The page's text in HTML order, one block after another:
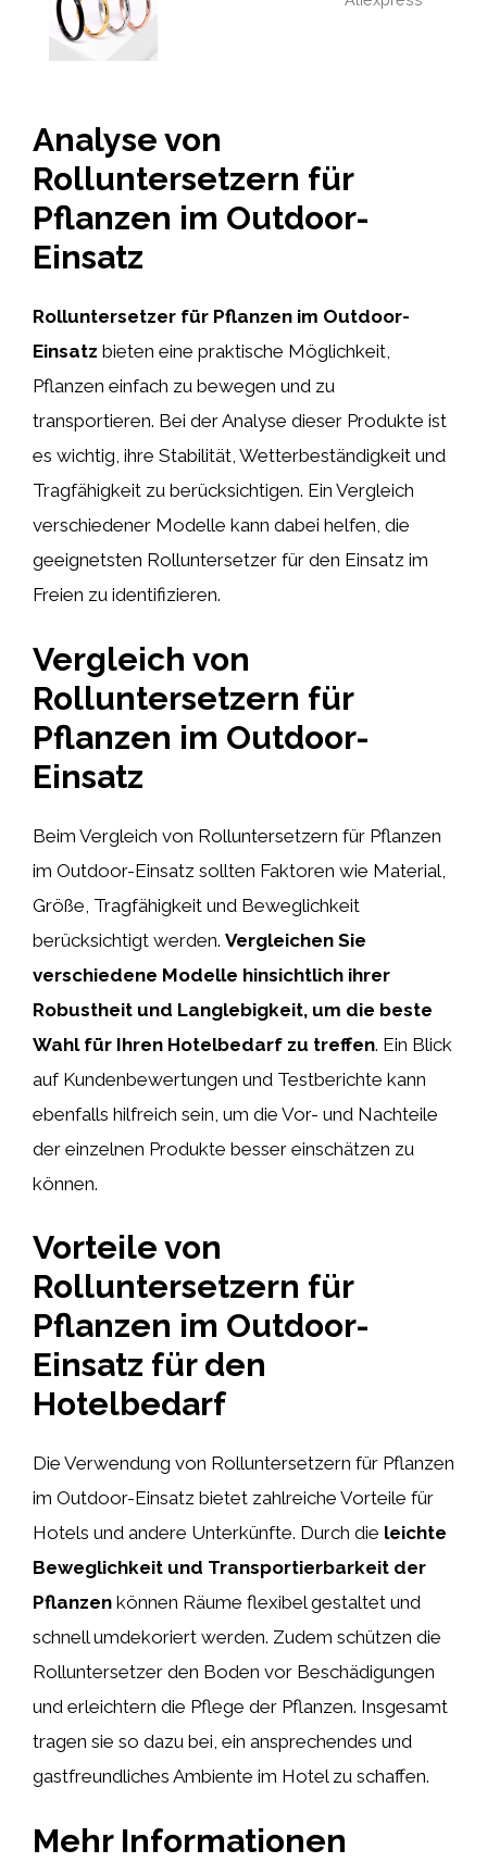
Analyse von
Rolluntersetzern für
Pflanzen im Outdoor-
Einsatz
Rolluntersetzer für Pflanzen im Outdoor-
Einsatz bieten eine praktische Möglichkeit,
Pflanzen einfach zu bewegen und zu
transportieren. Bei der Analyse dieser Produkte ist
es wichtig, ihre Stabilität, Wetterbeständigkeit und
Tragfähigkeit zu berücksichtigen. Ein Vergleich
verschiedener Modelle kann dabei helfen, die
geeignetsten Rolluntersetzer für den Einsatz im
Freien zu identifizieren.
Vergleich von
Rolluntersetzern für
Pflanzen im Outdoor-
Einsatz
Beim Vergleich von Rolluntersetzern für Pflanzen
im Outdoor-Einsatz sollten Faktoren wie Material,
Größe, Tragfähigkeit und Beweglichkeit
berücksichtigt werden. Vergleichen Sie
verschiedene Modelle hinsichtlich ihrer
Robustheit und Langlebigkeit, um die beste
Wahl für Ihren Hotelbedarf zu treffen. Ein Blick
auf Kundenbewertungen und Testberichte kann
ebenfalls hilfreich sein, um die Vor- und Nachteile
der einzelnen Produkte besser einschätzen zu
können.
Vorteile von
Rolluntersetzern für
Pflanzen im Outdoor-
Einsatz für den
Hotelbedarf
Die Verwendung von Rolluntersetzern für Pflanzen
im Outdoor-Einsatz bietet zahlreiche Vorteile für
Hotels und andere Unterkünfte. Durch die leichte
Beweglichkeit und Transportierbarkeit der
Pflanzen können Räume flexibel gestaltet und
schnell umdekoriert werden. Zudem schützen die
Rolluntersetzer den Boden vor Beschädigungen
und erleichtern die Pflege der Pflanzen. Insgesamt
tragen sie so dazu bei, ein ansprechendes und
gastfreundliches Ambiente im Hotel zu schaffen.
Mehr Informationen